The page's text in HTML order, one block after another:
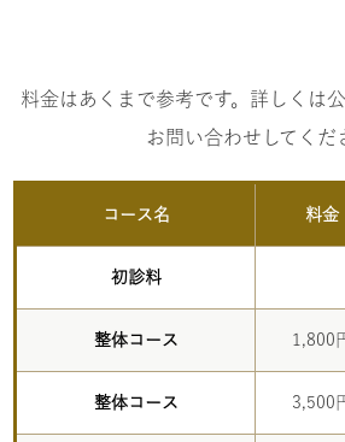
料金はあくまで参考です。詳しくは
お問い合わせしてくだ
コース名 料金
初診料
整体コース 1,800
整体コース 3,500